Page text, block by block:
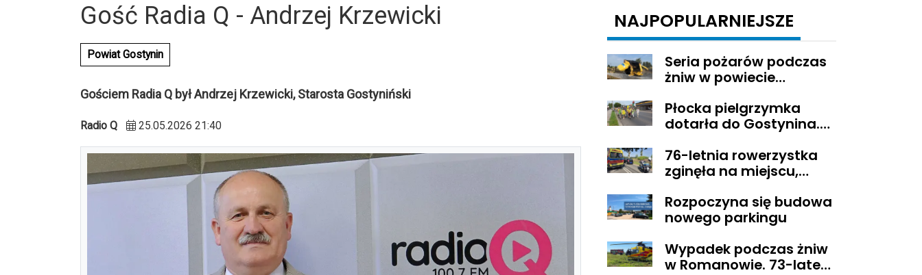
Gość Radia Q - Andrzej Krzewicki
Powiat Gostynin
Gościem Radia Q był Andrzej Krzewicki, Starosta Gostyniński
Radio Q 25.05.2026 21:40
NAJPOPULARNIEJSZE
Seria pożarów podczas
żniw w powiecie
Płocka pielgrzymka
dotarła do Gostynina.
Jasną Górę
76-letnia rowerzystka
zginęła na miejscu,
Brudzenia Dużego
zablokowana
Rozpoczyna się budowa
nowego parkingu
Wypadek podczas żniw
w Romanowie. 73-latek